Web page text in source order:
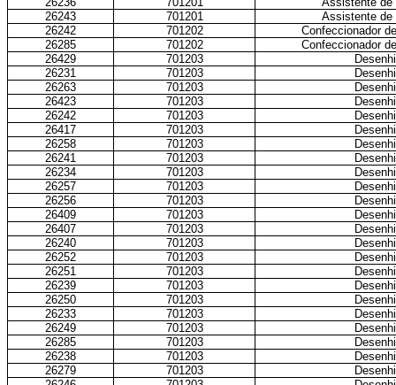
26243
701201
Assistente de
26242
701202
Confeccionador
26285
701202
Confeccionador
26429
701203
26231
701203
26263
701203
26423
701203
26242
701203
26417
701203
26258
701203
26241
701203
26234
701203
26257
701203
26256
701203
26409
701203
26407
701203
26240
701203
26252
701203
26251
701203
26239
701203
26250
701203
26233
701203
26249
701203
26285
701203
26238
701203
26279
701203